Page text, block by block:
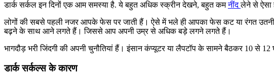
डार्क सर्कल इन दिनों एक आम समस्या है. ये बहुत अधिक स्क्रीन देखने, बहुत कमनींदलेने से ऐसा
लोगों की सबसे पहली नजर आपके फेस पर जाती हैं। ऐसे में भले ही आपका फेस कट या रंगत
बढ़ने के साथ आने लगते हैं। जिससे आप अपनी उम्र से अधिक बड़े लगने लगते हैं।
भागदौड़ भरी जिंदगी की अपनी चुनौतियां हैं। इंसान कंप्यूटर या लैपटॉप के सामने बैठकर 10
डार्क सर्कल्स के कारण